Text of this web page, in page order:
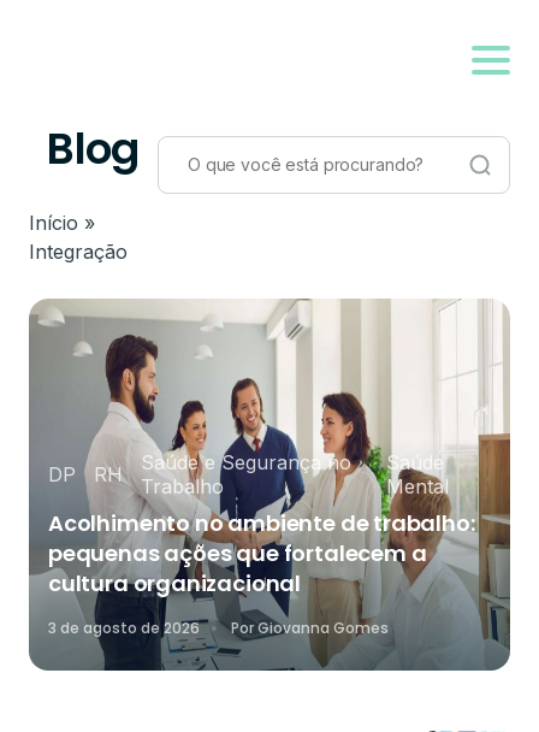
Blog
Início »
Integração
DP RH
Saúde e Segurança no
Trabalho
Saúde
Mental
Acolhimento no ambiente de trabalho:
pequenas ações que fortalecem a
cultura organizacional
3 de agosto de 2026 PorGiovanna Gomes